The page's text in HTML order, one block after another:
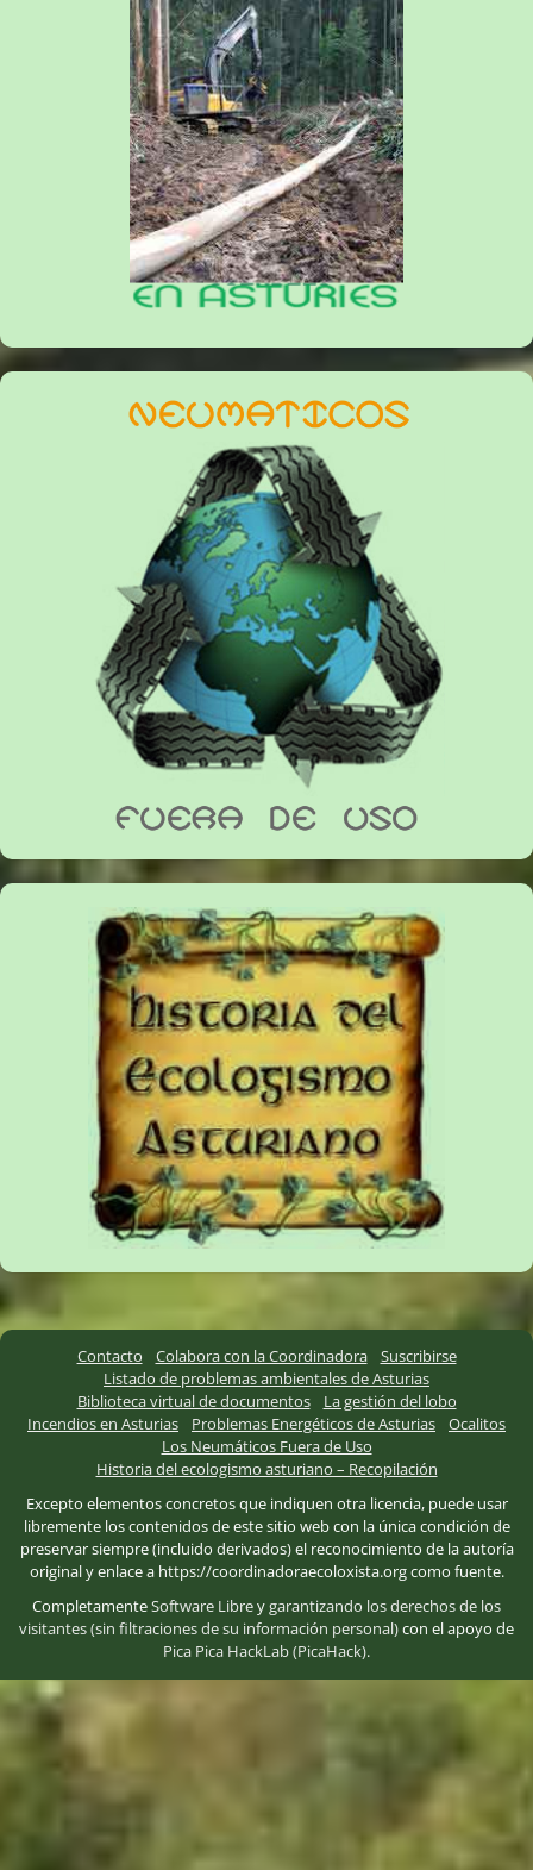
Contacto Colabora con la Coordinadora
Suscribirse
Listado de problemas ambientales de Asturias
Biblioteca virtual de documentos
La gestión del lobo
Incendios en Asturias
Problemas Energéticos de Asturias
Ocalitos
Los Neumáticos Fuera de Uso
Historia del ecologismo asturiano – Recopilación
Excepto elementos concretos que indiquen otra licencia, puede usar
libremente los contenidos de este sitio web con la única condición de
preservar siempre (incluido derivados) el reconocimiento de la autoría
original y enlace a https://coordinadoraecoloxista.org como fuente.
CompletamenteSoftware Libreygarantizando los derechos de los
visitantes (sin filtraciones de su información personal)con el apoyo de
Pica Pica HackLab (PicaHack).